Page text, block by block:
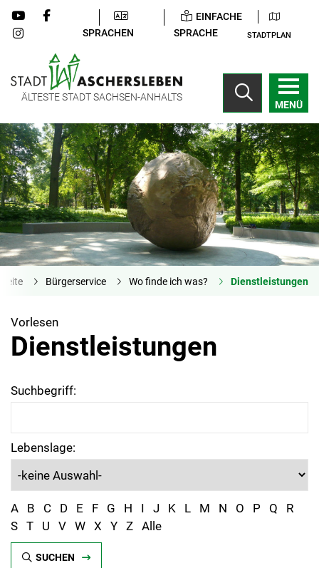
SPRACHEN
EINFACHE
SPRACHE
STADTPLAN
ÄLTESTE STADT SACHSEN-ANHALTS
MENÜ
Bürgerservice Wo finde ich was? Dienstleistungen
Vorlesen
Dienstleistungen
Suchbegriff:
Lebenslage:
A B C D E F G H I J K L M N O P Q
R
S T U V W X Y Z Alle
SUCHEN